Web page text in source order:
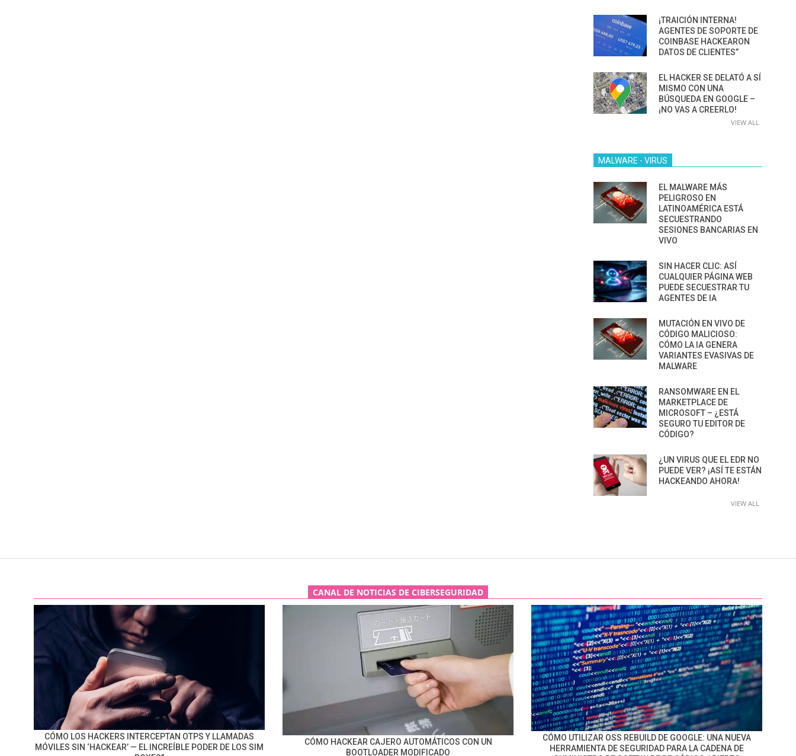
¡TRAICIÓN INTERNA!
AGENTES DE SOPORTE DE
COINBASE HACKEARON
DATOS DE CLIENTES”
EL HACKER SE DELATÓ A SÍ
MISMO CON UNA
BÚSQUEDA EN GOOGLE –
¡NO VAS A CREERLO!
VIEW ALL
MALWARE - VIRUS
EL MALWARE MÁS
PELIGROSO EN
LATINOAMÉRICA ESTÁ
SECUESTRANDO
SESIONES BANCARIAS EN
VIVO
SIN HACER CLIC: ASÍ
CUALQUIER PÁGINA WEB
PUEDE SECUESTRAR TU
AGENTES DE IA
MUTACIÓN EN VIVO DE
CÓDIGO MALICIOSO:
CÓMO LA IA GENERA
VARIANTES EVASIVAS DE
MALWARE
RANSOMWARE EN EL
MARKETPLACE DE
MICROSOFT – ¿ESTÁ
SEGURO TU EDITOR DE
CÓDIGO?
¿UN VIRUS QUE EL EDR NO
PUEDE VER? ¡ASÍ TE ESTÁN
HACKEANDO AHORA!
VIEW ALL
CANAL DE NOTICIAS DE CIBERSEGURIDAD
CÓMO LOS HACKERS INTERCEPTAN OTPS Y LLAMADAS
MÓVILES SIN ‘HACKEAR’ — EL INCREÍBLE PODER DE LOS SIM
CÓMO HACKEAR CAJERO AUTOMÁTICOS CON UN
BOOTLOADER MODIFICADO
CÓMO UTILIZAR OSS REBUILD DE GOOGLE: UNA NUEVA
HERRAMIENTA DE SEGURIDAD PARA LA CADENA DE